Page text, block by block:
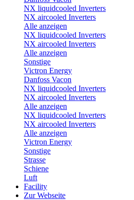
NX liquidcooled Inverters
NX aircooled Inverters
Alle anzeigen
NX liquidcooled Inverters
NX aircooled Inverters
Alle anzeigen
Sonstige
Victron Energy
Danfoss Vacon
NX liquidcooled Inverters
NX aircooled Inverters
Alle anzeigen
NX liquidcooled Inverters
NX aircooled Inverters
Alle anzeigen
Victron Energy
Sonstige
Strasse
Schiene
Luft
Facility
Zur Webseite